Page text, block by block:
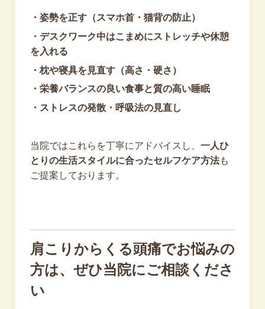
・姿勢を正す（スマホ首・猫背の防止）
・デスクワーク中はこまめにストレッチや休憩
を入れる
・枕や寝具を見直す（高さ・硬さ）
・栄養バランスの良い食事と質の高い睡眠
・ストレスの発散・呼吸法の見直し
当院ではこれらを丁寧にアドバイスし、 一人ひ
とりの生活スタイルに合ったセルフケア方法も
ご提案しております。
肩こりからくる頭痛でお悩みの
方は、ぜひ当院にご相談くださ
い